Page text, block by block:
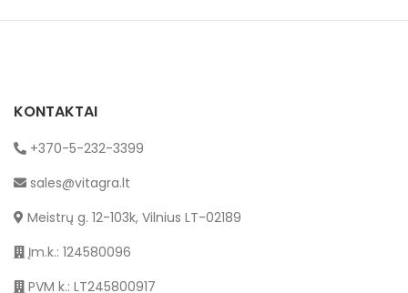
KONTAKTAI
+370-5-232-3399
sales@vitagra.lt
Meistrų g. 12-103k, Vilnius LT-02189
Įm.k.: 124580096
PVM k.: LT245800917